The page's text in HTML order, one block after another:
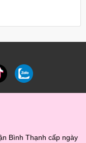
Bình Thạnh cấp ngày